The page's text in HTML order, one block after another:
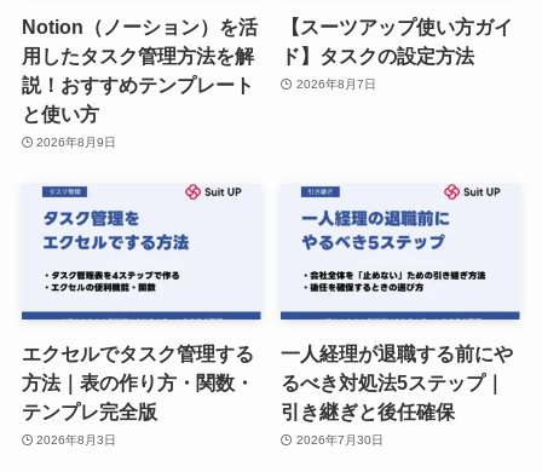
Notion（ノーション）を活
用したタスク管理方法を解
説！おすすめテンプレート
と使い方
2026年8月9日
【スーツアップ使い方ガイ
ド】タスクの設定方法
2026年8月7日
エクセルでタスク管理する
方法｜表の作り方・関数・
テンプレ完全版
2026年8月3日
一人経理が退職する前にや
るべき対処法5ステップ｜
引き継ぎと後任確保
2026年7月30日